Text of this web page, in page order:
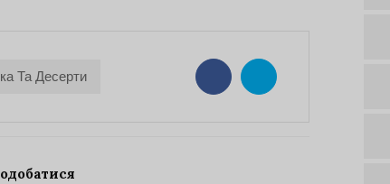
Та Десерти